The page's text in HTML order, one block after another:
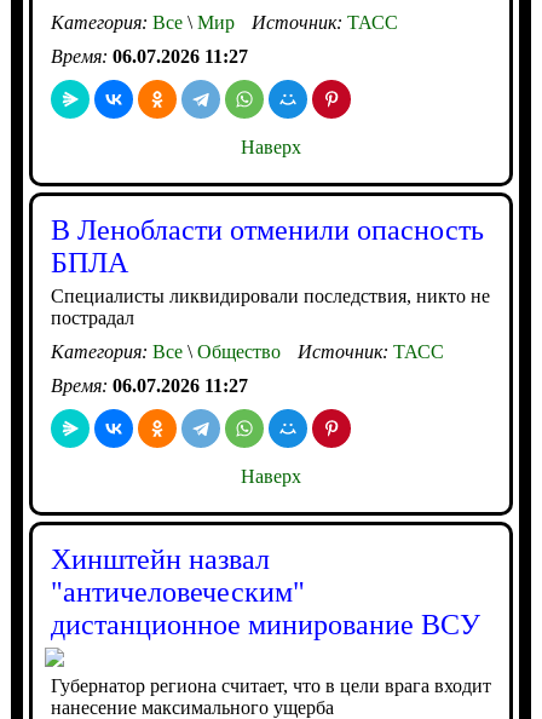
Категория: Все\Мир Источник: ТАСС
Время: 06.07.2026 11:27
Наверх
В Ленобласти отменили опасность
БПЛА
Специалисты ликвидировали последствия, никто не
пострадал
Категория: Все\Общество Источник: ТАСС
Время: 06.07.2026 11:27
Наверх
Хинштейн назвал
"античеловеческим"
дистанционное минирование ВСУ
Губернатор региона считает, что в цели врага входит
нанесение максимального ущерба